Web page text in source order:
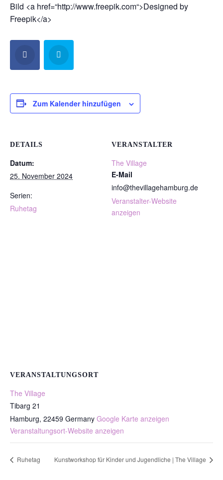
Bild <a href=“http://www.freepik.com“>Designed by
Freepik</a>
Zum Kalender hinzufügen
DETAILS
Datum:
25. November 2024
Serien:
Ruhetag
VERANSTALTER
The Village
E-Mail
info@thevillagehamburg.de
Veranstalter-Website
anzeigen
VERANSTALTUNGSORT
The Village
Tibarg 21
Hamburg, 22459 Germany Google Karte anzeigen
Veranstaltungsort-Website anzeigen
Ruhetag Kunstworkshop für Kinder und Jugendliche | The Village